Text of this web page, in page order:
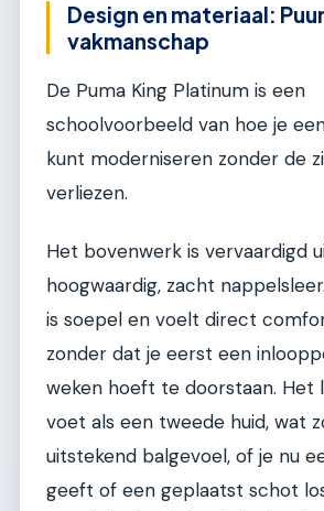
Design en materiaal: Puur
vakmanschap
De Puma King Platinum is een
schoolvoorbeeld van hoe je
kunt moderniseren zonder de
verliezen.
Het bovenwerk is vervaardigd
hoogwaardig, zacht
is soepel en voelt direct
zonder dat je eerst een
weken hoeft te doorstaan. Het
voet als een tweede huid, wat
uitstekend balgevoel, of je nu
geeft of een geplaatst schot